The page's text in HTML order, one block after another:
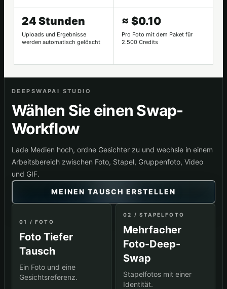
24 Stunden
Uploads und Ergebnisse
werden automatisch gelöscht
≈ $0.10
Pro Foto mit dem Paket für
2.500 Credits
DEEPSWAPAI STUDIO
Wählen Sie einen Swap-
Workflow
Lade Medien hoch, ordne Gesichter zu und wechsle in einem
Arbeitsbereich zwischen Foto, Stapel, Gruppenfoto, Video
und GIF.
MEINEN TAUSCH ERSTELLEN
01 / FOTO
Foto Tiefer
Tausch
Ein Foto und eine
Gesichtsreferenz.
02 / STAPELFOTO
Mehrfacher
Foto-Deep-
Swap
Stapelfotos mit einer
Identität.